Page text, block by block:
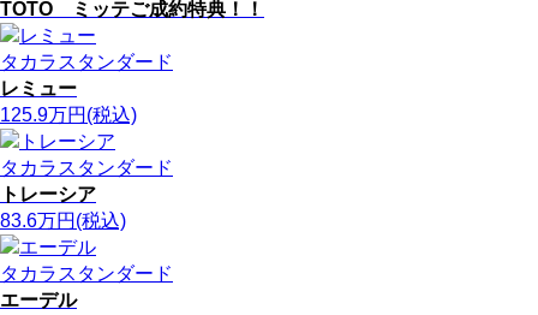
TOTO ミッテご成約特典！！
タカラスタンダード
レミュー
125.9万円 (税込)
タカラスタンダード
トレーシア
83.6万円 (税込)
タカラスタンダード
エーデル